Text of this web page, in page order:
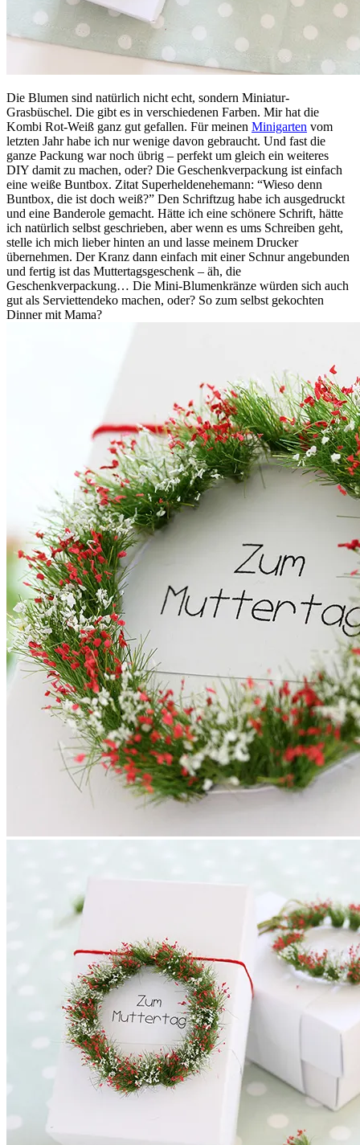
Die Blumen sind natürlich nicht echt, sondern Miniatur-
Grasbüschel. Die gibt es in verschiedenen Farben. Mir hat die
Kombi Rot-Weiß ganz gut gefallen. Für meinen Minigarten vom
letzten Jahr habe ich nur wenige davon gebraucht. Und fast die
ganze Packung war noch übrig – perfekt um gleich ein weiteres
DIY damit zu machen, oder? Die Geschenkverpackung ist einfach
eine weiße Buntbox. Zitat Superheldenehemann: “Wieso denn
Buntbox, die ist doch weiß?” Den Schriftzug habe ich ausgedruckt
und eine Banderole gemacht. Hätte ich eine schönere Schrift, hätte
ich natürlich selbst geschrieben, aber wenn es ums Schreiben geht,
stelle ich mich lieber hinten an und lasse meinem Drucker
übernehmen. Der Kranz dann einfach mit einer Schnur angebunden
und fertig ist das Muttertagsgeschenk – äh, die
Geschenkverpackung… Die Mini-Blumenkränze würden sich auch
gut als Serviettendeko machen, oder? So zum selbst gekochten
Dinner mit Mama?